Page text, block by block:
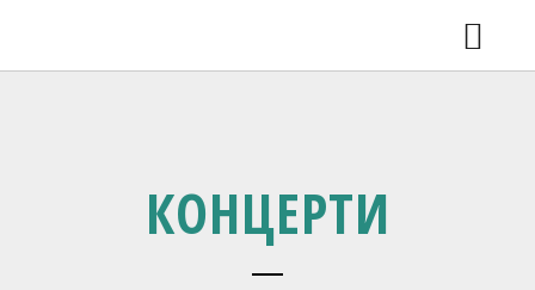
SHOP
ГАЛЕРЕЯ
КОНЦЕРТИ